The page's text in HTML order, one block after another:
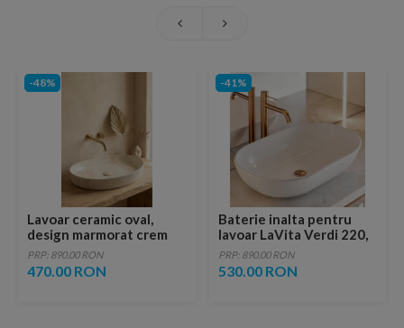
-48%
Lavoar ceramic oval,
design marmorat crem
lucios cu vene aurii,
ventil inclus
PRP: 890.00 RON
470.00 RON
-41%
Baterie inalta pentru
lavoar LaVita Verdi 220,
fara ventil, brushed
copper
PRP: 890.00 RON
530.00 RON